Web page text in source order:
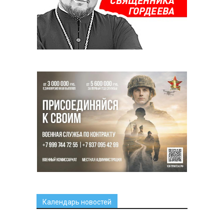
Календарь новостей